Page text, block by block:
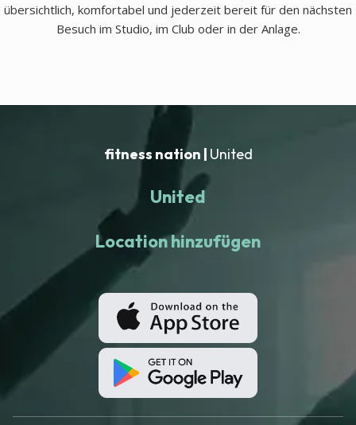
übersichtlich, komfortabel und jederzeit bereit für den nächsten
Besuch im Studio, im Club oder in der Anlage.
fitness nation | United
United
Location hinzufügen